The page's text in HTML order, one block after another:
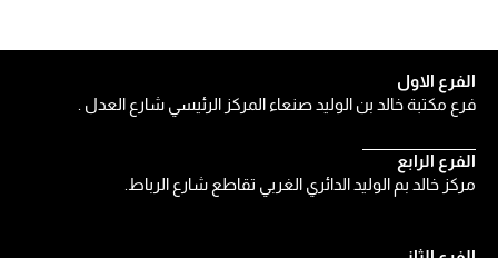
الفرع الاول
فرع مكتبة خالد بن الوليد صنعاء المركز الرئيسي شارع العدل .
الفرع الرابع
مركز خالد بم الوليد الدائري الغربي تقاطع شارع الرباط.